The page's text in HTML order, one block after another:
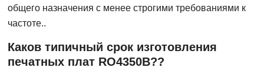
общего назначения с менее строгими требованиями к
частоте..
Каков типичный срок изготовления
печатных плат RO4350B??